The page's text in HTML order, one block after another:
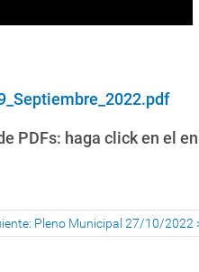
PDFs: haga click en el
Pleno Municipal 27/10/2022